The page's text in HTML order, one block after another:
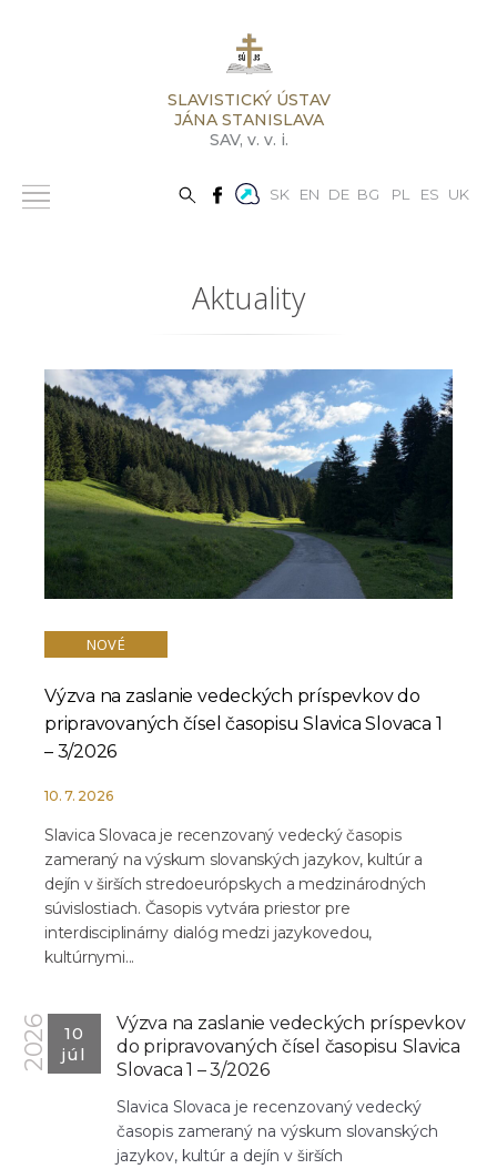
SLAVISTICKÝ ÚSTAV
JÁNA STANISLAVA
SAV, v. v. i.
UK
ES
PL
BG
DE
EN
SK
Aktuality
NOVÉ
Výzva na zaslanie vedeckých príspevkov do
pripravovaných čísel časopisu Slavica Slovaca 1
– 3/2026
10. 7. 2026
Slavica Slovaca je recenzovaný vedecký časopis
zameraný na výskum slovanských jazykov, kultúr a
dejín v širších stredoeurópskych a medzinárodných
súvislostiach. Časopis vytvára priestor pre
interdisciplinárny dialóg medzi jazykovedou,
kultúrnymi...
2026
10
júl
Výzva na zaslanie vedeckých príspevkov
do pripravovaných čísel časopisu Slavica
Slovaca 1 – 3/2026
Slavica Slovaca je recenzovaný vedecký
časopis zameraný na výskum slovanských
jazykov, kultúr a dejín v širších